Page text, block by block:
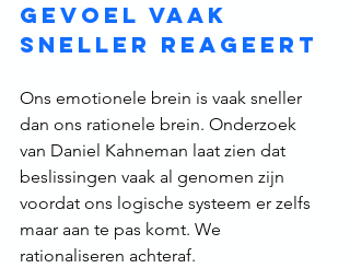
gevoel vaak
sneller reageert
Ons emotionele brein is vaak sneller
dan ons rationele brein. Onderzoek
van Daniel Kahneman laat zien dat
beslissingen vaak al genomen zijn
voordat ons logische systeem er zelfs
maar aan te pas komt. We
rationaliseren achteraf.